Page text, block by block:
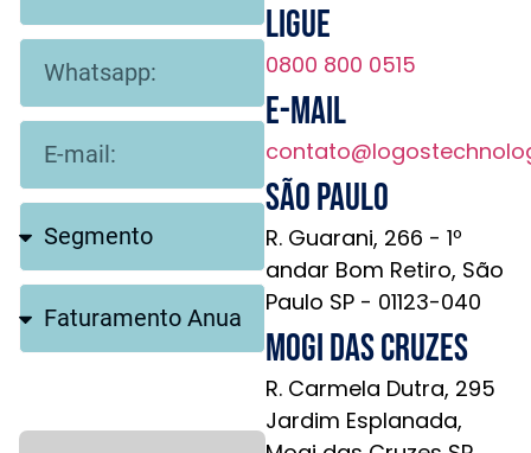
Ligue
0800 800 0515
E-mail
São Paulo
R. Guarani, 266 - 1º
andar Bom Retiro, São
Paulo SP - 01123-040
Mogi das Cruzes
R. Carmela Dutra, 295
Jardim Esplanada,